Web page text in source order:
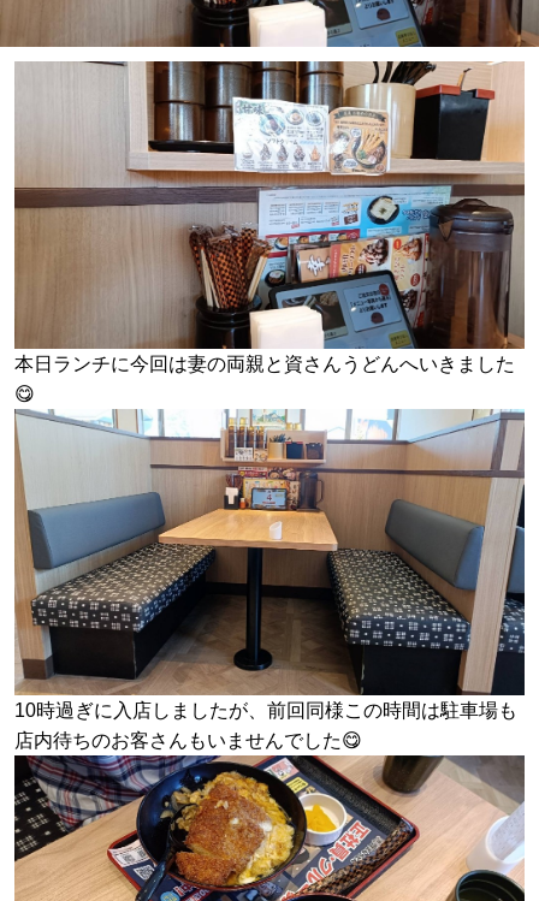
本日ランチに今回は妻の両親と資さんうどんへいきました
😋
10時過ぎに入店しましたが、前回同様この時間は駐車場も
店内待ちのお客さんもいませんでした😋